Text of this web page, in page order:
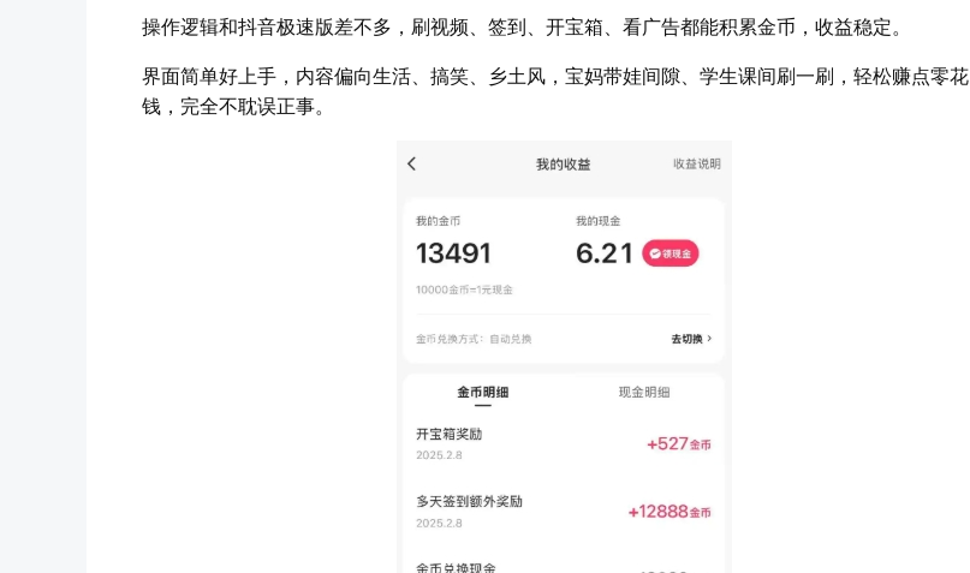
操作逻辑和抖音极速版差不多，刷视频、签到、开宝箱、看广告都能积累金币，收益稳定。
界面简单好上手，内容偏向生活、搞笑、乡土风，宝妈带娃间隙、学生课间刷一刷，轻松赚点零花
钱，完全不耽误正事。